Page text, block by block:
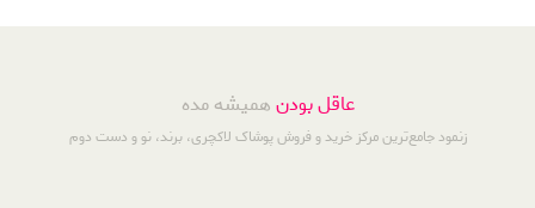
عاقل بودنهمیشه مده
زنمود جامع‌ترین مرکز خرید و فروش پوشاک لاکچری، برند، نو و دست دوم